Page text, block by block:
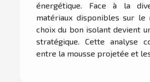
énergétique. Face à la
matériaux disponibles sur le
choix du bon isolant devient
stratégique. Cette analyse
entre la mousse projetée et